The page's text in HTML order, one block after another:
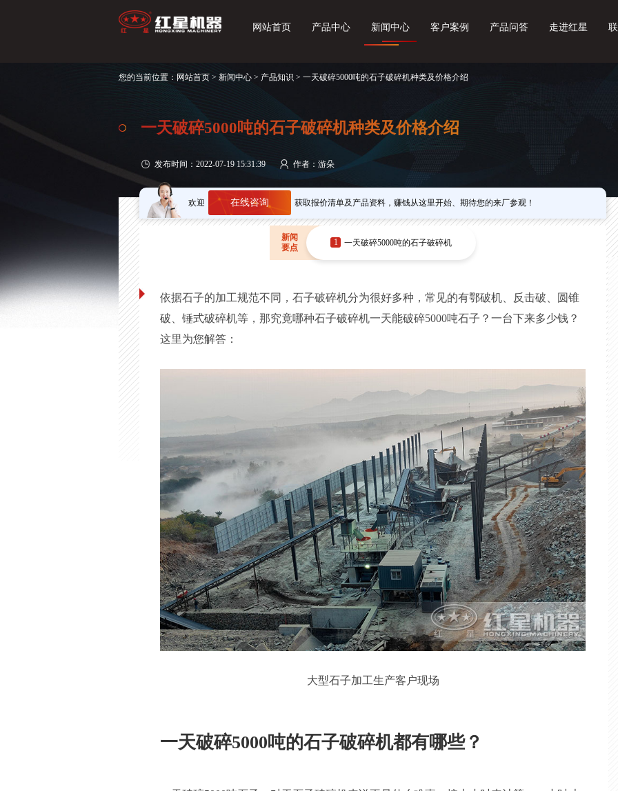
网站首页 产品中心 新闻中心 客户案例 产品问答 走进红星
您的当前位置： 网站首页 > 新闻中心 > 产品知识 > 一天破碎5000吨的石子破碎机种类及价格介绍
一天破碎5000吨的石子破碎机种类及价格介绍
发布时间：2022-07-19 15:31:39 作者：游朵
欢迎 在线咨询 获取报价清单及产品资料，赚钱从这里开始、期待您的来厂参观！
新闻
要点
1 一天破碎5000吨的石子破碎机
依据石子的加工规范不同，石子破碎机分为很好多种，常见的有鄂破机、反击破、圆锥
破、锤式破碎机等，那究竟哪种石子破碎机一天能破碎5000吨石子？一台下来多少钱？
这里为您解答：
大型石子加工生产客户现场
一天破碎5000吨的石子破碎机都有哪些？